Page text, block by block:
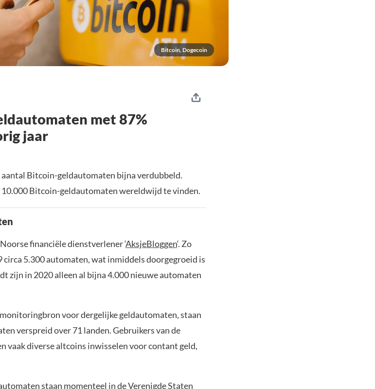
Bitcoin, Dogecoin
met 87%
jaar
Bitcoin-geldautomaten bijna verdubbeld.
10.000 Bitcoin-geldautomaten wereldwijd te vinden.
financiële dienstverlener ‘AksjeBloggen‘. Zo
circa 5.300 automaten, wat inmiddels doorgegroeid is
zijn in 2020 alleen al bijna 4.000 nieuwe automaten
voor dergelijke geldautomaten, staan
verspreid over 71 landen. Gebruikers van de
vaak diverse altcoins inwisselen voor contant geld,
staan momenteel in de Verenigde Staten